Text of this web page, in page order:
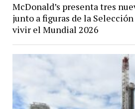
McDonald’s presenta tres
junto a figuras de la
vivir el Mundial 2026